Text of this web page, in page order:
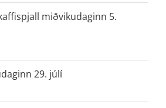
miðvikudaginn 5.
29. júlí